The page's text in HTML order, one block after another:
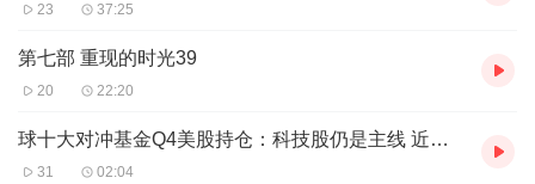
23 37:25
第七部 重现的时光39
20 22:20
球十大对冲基金Q4美股持仓：科技股仍是主线 近半数买入英伟达
31 02:04